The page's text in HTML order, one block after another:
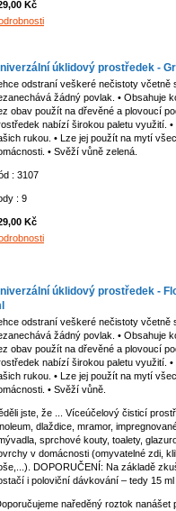
Kč
úklidový prostředek -
odstraní veškeré nečistoty včetně
žádný povlak. • Obsahuje
obav použít na dřevěné a plovoucí
nabízí širokou paletu využití.
rukou. • Lze jej použít na mytí
• Svěží vůně zelená.
: 3107
: 9
Kč
úklidový prostředek -
odstraní veškeré nečistoty včetně
žádný povlak. • Obsahuje
obav použít na dřevěné a plovoucí
nabízí širokou paletu využití.
rukou. • Lze jej použít na mytí
• Svěží vůně.
jste, že ... Víceúčelový čisticí
dlaždice, mramor,
sprchové kouty, toalety,
v domácnosti (omyvatelné zdi,
DOPORUČENÍ: Na základě
i poloviční dávkování – tedy 15
naředěný roztok